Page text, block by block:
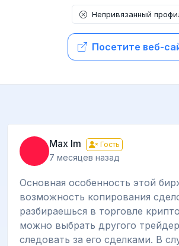
Непривязанный
Посетите веб-
Max Im Гость
7 месяцев назад
Основная особенность этой
возможность копирования
разбираешься в торговле
можно выбрать другого
следовать за его сделками. В